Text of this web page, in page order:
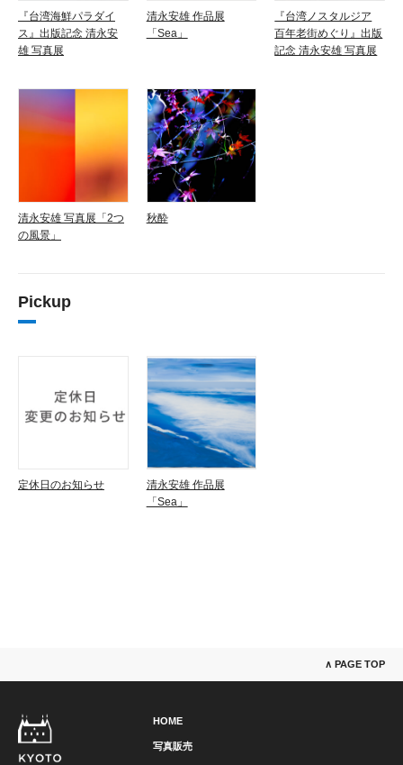
『台湾海鮮パラダイ
ス』出版記念 清永安
雄 写真展
清永安雄 作品展
「Sea」
『台湾ノスタルジア
百年老街めぐり』出版
記念 清永安雄 写真展
清永安雄 写真展「2つ
の風景」
秋酔
Pickup
定休日のお知らせ
清永安雄 作品展
「Sea」
∧ PAGE TOP
HOME
写真販売